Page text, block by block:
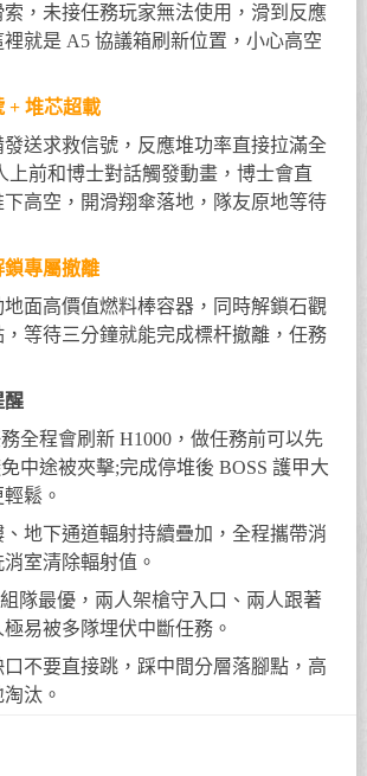
，未接任務玩家無法使用，滑到反應
就是 A5 協議箱刷新位置，小心高空
+ 堆芯超載
送求救信號，反應堆功率直接拉滿全
上前和博士對話觸發動畫，博士會直
高空，開滑翔傘落地，隊友原地等待
鎖專屬撤離
面高價值燃料棒容器，同時解鎖石觀
等待三分鐘就能完成標杆撤離，任務
醒
全程會刷新 H1000，做任務前可以先
中途被夾擊;完成停堆後 BOSS 護甲大
鬆。
地下通道輻射持續疊加，全程攜帶消
室清除輻射值。
隊最優，兩人架槍守入口、兩人跟著
易被多隊埋伏中斷任務。
不要直接跳，踩中間分層落腳點，高
汰。